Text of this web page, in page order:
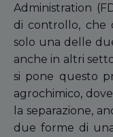
Administration
di controllo, che
solo una delle
anche in altri
si pone questo
agrochimico,
la separazione,
due forme di